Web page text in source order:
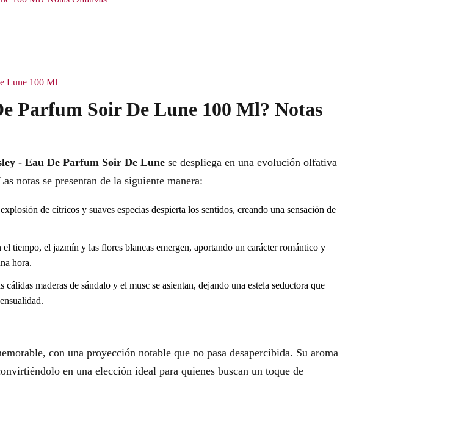
Lune 100 Ml
Parfum Soir De Lune 100 Ml? Notas
- Eau De Parfum Soir De Lune se despliega en una evolución olfativa
notas se presentan de la siguiente manera:
de cítricos y suaves especias despierta los sentidos, creando una sensación de
el tiempo, el jazmín y las flores blancas emergen, aportando un carácter romántico y
hora.
cálidas maderas de sándalo y el musc se asientan, dejando una estela seductora que
con una proyección notable que no pasa desapercibida. Su aroma
en una elección ideal para quienes buscan un toque de